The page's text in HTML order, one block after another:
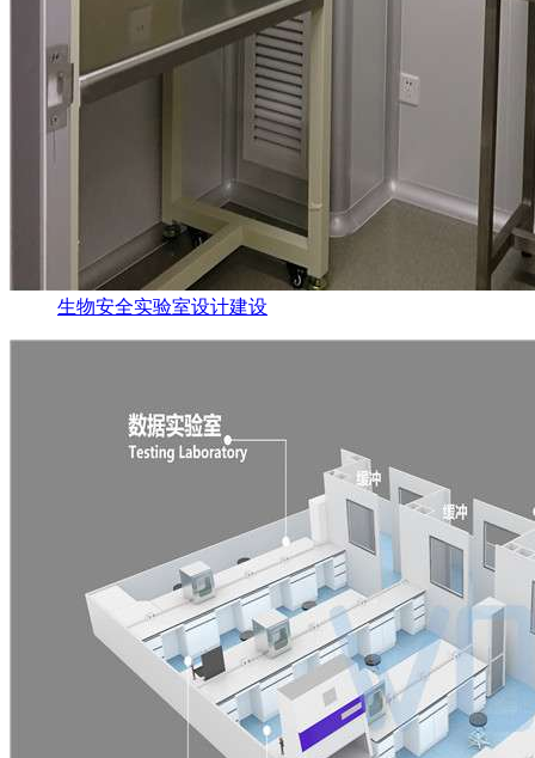
生物安全实验室设计建设